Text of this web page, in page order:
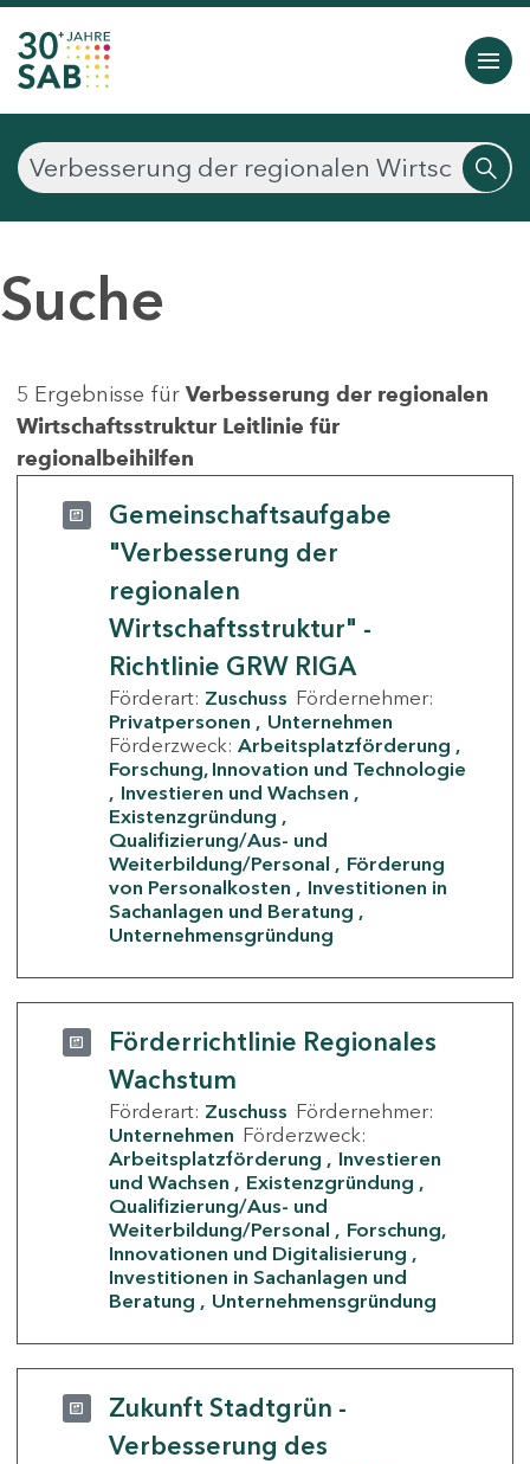
Suche
5 Ergebnisse für Verbesserung der regionalen
Wirtschaftsstruktur Leitlinie für
regionalbeihilfen
Gemeinschaftsaufgabe
"Verbesserung der
regionalen
Wirtschaftsstruktur" -
Richtlinie GRW RIGA
Förderart: Zuschuss Fördernehmer:
Privatpersonen
Unternehmen
Förderzweck: Arbeitsplatzförderung
Forschung, Innovation und Technologie
Investieren und Wachsen
Existenzgründung
Qualifizierung/Aus- und
Weiterbildung/Personal
Förderung
von Personalkosten
Investitionen in
Sachanlagen und Beratung
Unternehmensgründung
Förderrichtlinie Regionales
Wachstum
Förderart: Zuschuss Fördernehmer:
Unternehmen Förderzweck:
Arbeitsplatzförderung
Investieren
und Wachsen
Existenzgründung
Qualifizierung/Aus- und
Weiterbildung/Personal
Forschung,
Innovationen und Digitalisierung
Investitionen in Sachanlagen und
Beratung
Unternehmensgründung
Zukunft Stadtgrün -
Verbesserung des